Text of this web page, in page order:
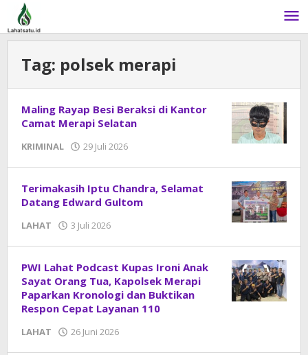
Lewati
konten
Tag: polsek merapi
Maling Rayap Besi Beraksi di Kantor
Camat Merapi Selatan
KRIMINAL 29 Juli 2026
Terimakasih Iptu Chandra, Selamat
Datang Edward Gultom
LAHAT 3 Juli 2026
PWI Lahat Podcast Kupas Ironi Anak
Sayat Orang Tua, Kapolsek Merapi
Paparkan Kronologi dan Buktikan
Respon Cepat Layanan 110
LAHAT 26 Juni 2026